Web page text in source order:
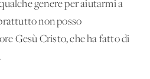
genere per aiutarmi a
non posso
Gesù Cristo, che ha fatto di